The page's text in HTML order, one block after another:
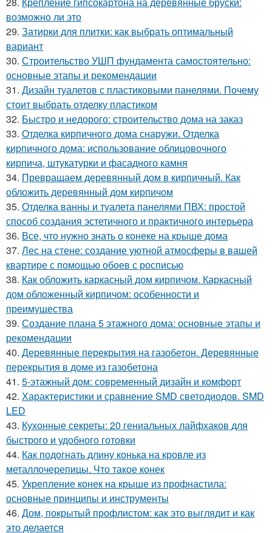
возможно ли это
29. Затирки для плитки: как выбрать оптимальный
вариант
30. Строительство УШП фундамента самостоятельно:
основные этапы и рекомендации
31. Дизайн туалетов с пластиковыми панелями. Почему
стоит выбрать отделку пластиком
32. Быстро и недорого: строительство дома на заказ
33. Отделка кирпичного дома снаружи. Отделка
кирпичного дома: использование облицовочного
кирпича, штукатурки и фасадного камня
34. Превращаем деревянный дом в кирпичный. Как
обложить деревянный дом кирпичом
35. Отделка ванны и туалета панелями ПВХ: простой
способ создания эстетичного и практичного интерьера
36. Все, что нужно знать о конеке на крыше дома
37. Лес на стене: создание уютной атмосферы в вашей
квартире с помощью обоев с росписью
38. Как обложить каркасный дом кирпичом. Каркасный
дом обложенный кирпичом: особенности и
преимущества
39. Создание плана 5 этажного дома: основные этапы и
рекомендации
40. Деревянные перекрытия на газобетон. Деревянные
перекрытия в доме из газобетона
41. 5-этажный дом: современный дизайн и комфорт
42. Характеристики и сравнение SMD светодиодов. SMD
LED
43. Кухонные секреты: 20 гениальных лайфхаков для
быстрого и удобного готовки
44. Как подогнать длину конька на кровле из
металлочерепицы. Что такое конек
45. Укрепление конек на крыше из профнастила:
основные принципы и инструменты
46. Дом, покрытый профлистом: как это выглядит и как
это делается